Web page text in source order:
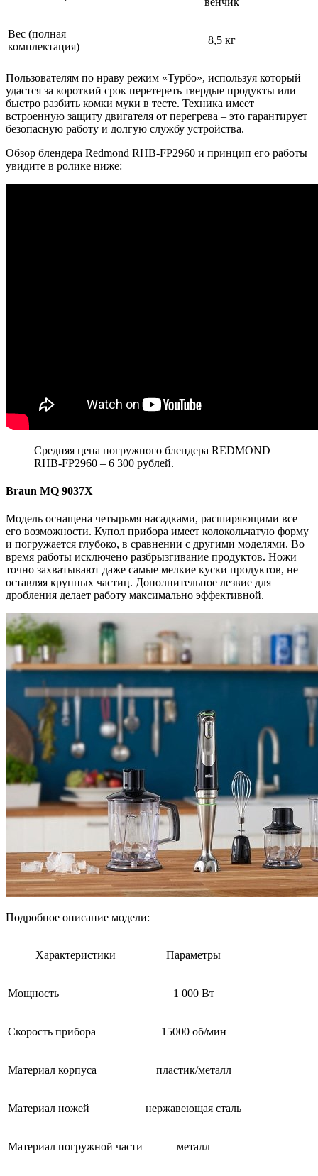
Вес (полная
комплектация)
8,5 кг
Пользователям по нраву режим «Турбо», используя который
удастся за короткий срок перетереть твердые продукты или
быстро разбить комки муки в тесте. Техника имеет
встроенную защиту двигателя от перегрева – это гарантирует
безопасную работу и долгую службу устройства.
Обзор блендера Redmond RHB-FP2960 и принцип его работы
увидите в ролике ниже:
Средняя цена погружного блендера REDMOND
RHB-FP2960 – 6 300 рублей.
Braun MQ 9037X
Модель оснащена четырьмя насадками, расширяющими все
его возможности. Купол прибора имеет колокольчатую форму
и погружается глубоко, в сравнении с другими моделями. Во
время работы исключено разбрызгивание продуктов. Ножи
точно захватывают даже самые мелкие куски продуктов, не
оставляя крупных частиц. Дополнительное лезвие для
дробления делает работу максимально эффективной.
Подробное описание модели:
Характеристики Параметры
Мощность 1 000 Вт
Скорость прибора 15000 об/мин
Материал корпуса пластик/металл
Материал ножей нержавеющая сталь
Материал погружной части металл